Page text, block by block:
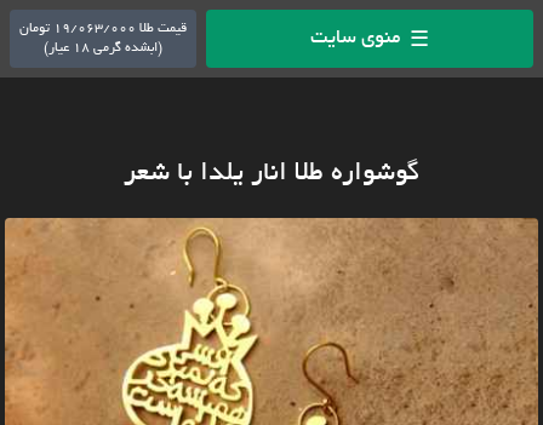
☰ منوی سایت
قیمت طلا 19/063/000 تومان
(ابشده گرمی 18 عیار)
گوشواره طلا انار یلدا با شعر